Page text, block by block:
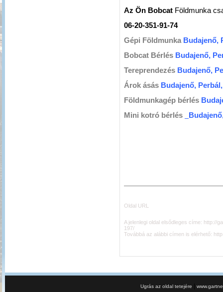
Az Ön Bobcat Földmunka
06-20-351-91-74
Gépi Földmunka Budajenő,
Bobcat Bérlés Budajenő,
Tereprendezés Budajenő,
Árok ásás Budajenő,
Földmunkagép bérlés
Mini kotró bérlés
Oldal URL
A jelenlegi oldal elsődleges címe: http://
197/
Továbbá az alábbi címen is elérhető:
Ugrás az oldal tetejére